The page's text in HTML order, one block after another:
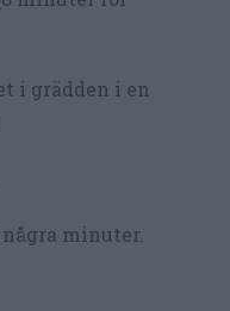
i grädden i en
minuter.